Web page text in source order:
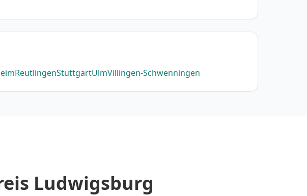
ReutlingenStuttgartUlmVillingen-Schwenningen
Ludwigsburg